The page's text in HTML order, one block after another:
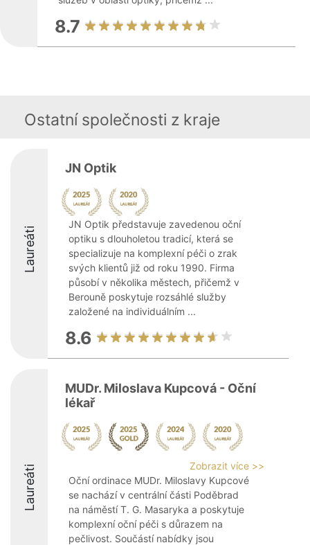
8.7
Ostatní společnosti z kraje
Laureáti
JN Optik
JN Optik představuje zavedenou oční
optiku s dlouholetou tradicí, která se
specializuje na komplexní péči o zrak
svých klientů již od roku 1990. Firma
působí v několika městech, přičemž v
Berouně poskytuje rozsáhlé služby
založené na individuálním ...
8.6
Laureáti
MUDr. Miloslava Kupcová - Oční
lékař
Zobrazit více >>
Oční ordinace MUDr. Miloslavy Kupcové
se nachází v centrální části Poděbrad
na náměstí T. G. Masaryka a poskytuje
komplexní oční péči s důrazem na
pečlivost. Součástí nabídky jsou